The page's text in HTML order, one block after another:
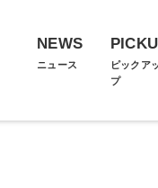
NEWS
ニュース
ピックア
プ